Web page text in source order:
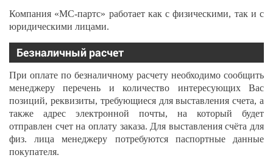
Компания «МС-партс» работает как с физическими, так и с
юридическими лицами.
Безналичный расчет
При оплате по безналичному расчету необходимо сообщить
менеджеру перечень и количество интересующих Вас
позиций, реквизиты, требующиеся для выставления счета, а
также адрес электронной почты, на который будет
отправлен счет на оплату заказа. Для выставления счёта для
физ. лица менеджеру потребуются паспортные данные
покупателя.